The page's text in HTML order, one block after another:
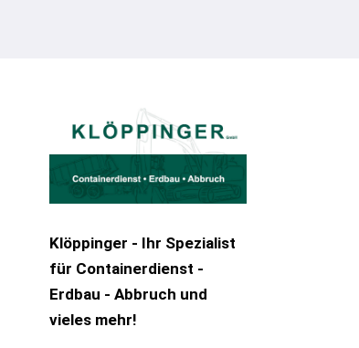
Klöppinger - Ihr Spezialist
für Containerdienst -
Erdbau - Abbruch und
vieles mehr!